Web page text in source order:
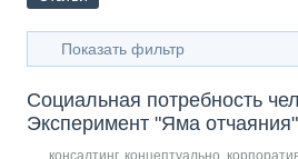
Показать фильтр
Социальная потребность
Эксперимент "Яма отчаяния"
консалтинг,концептуально,